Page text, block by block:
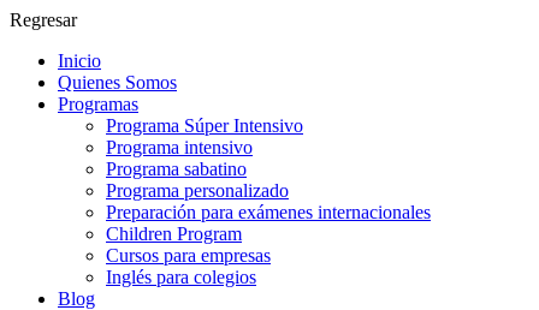
Regresar
Inicio
Quienes Somos
Programas
Programa Súper Intensivo
Programa intensivo
Programa sabatino
Programa personalizado
Preparación para exámenes internacionales
Children Program
Cursos para empresas
Inglés para colegios
Blog